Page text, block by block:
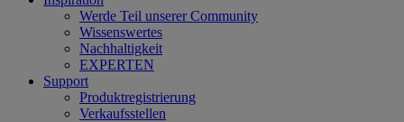
Werde Teil unserer Community
Wissenswertes
Nachhaltigkeit
EXPERTEN
Support
Produktregistrierung
Verkaufsstellen